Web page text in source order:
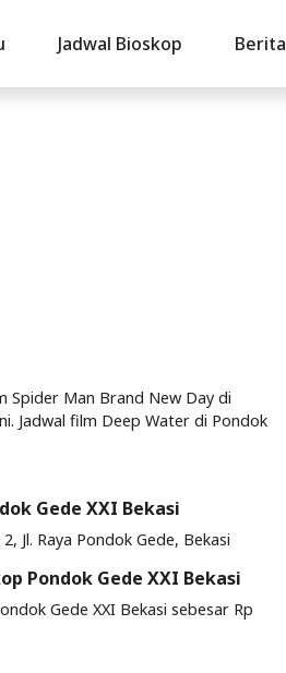
Jadwal Bioskop Berita
Spider Man Brand New Day di
Jadwal film Deep Water di Pondok
Gede XXI Bekasi
Jl. Raya Pondok Gede, Bekasi
Pondok Gede XXI Bekasi
Gede XXI Bekasi sebesar Rp